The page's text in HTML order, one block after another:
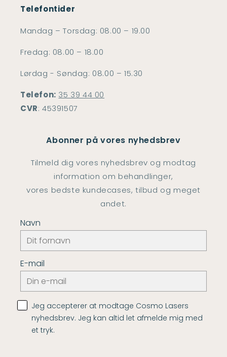
Telefontider
Mandag – Torsdag: 08.00 – 19.00
Fredag: 08.00 – 18.00
Lørdag - Søndag: 08.00 – 15.30
Telefon: 35 39 44 00
CVR: 45391507
Abonner på vores nyhedsbrev
Tilmeld dig vores nyhedsbrev og modtag
information om behandlinger,
vores bedste kundecases, tilbud og meget
andet.
Navn
E-mail
Jeg accepterer at modtage Cosmo Lasers
nyhedsbrev. Jeg kan altid let afmelde mig med
et tryk.